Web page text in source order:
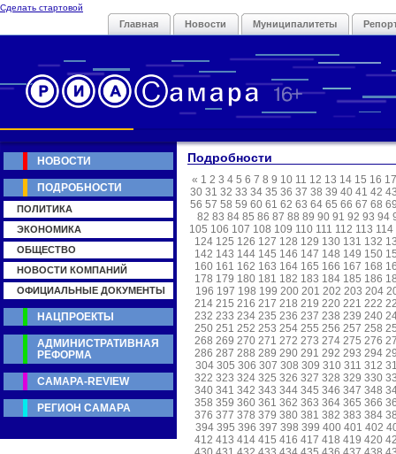
Сделать стартовой
Главная Новости Муниципалитеты
Подробности
« 1 2 3 4 5 6 7 8 9 10 11 12 13 14 15 16 17
30 31 32 33 34 35 36 37 38 39 40 41 42
56 57 58 59 60 61 62 63 64 65 66 67 68
82 83 84 85 86 87 88 89 90 91 92 93 94
105 106 107 108 109 110 111 112 113 114
124 125 126 127 128 129 130 131 132
142 143 144 145 146 147 148 149 150
160 161 162 163 164 165 166 167 168
178 179 180 181 182 183 184 185 186
196 197 198 199 200 201 202 203 204
214 215 216 217 218 219 220 221 222
232 233 234 235 236 237 238 239 240
250 251 252 253 254 255 256 257 258
268 269 270 271 272 273 274 275 276
286 287 288 289 290 291 292 293 294
304 305 306 307 308 309 310 311 312
322 323 324 325 326 327 328 329 330
340 341 342 343 344 345 346 347 348
358 359 360 361 362 363 364 365 366
376 377 378 379 380 381 382 383 384
394 395 396 397 398 399 400 401 402
412 413 414 415 416 417 418 419 420
НОВОСТИ
ПОДРОБНОСТИ
ПОЛИТИКА
ЭКОНОМИКА
ОБЩЕСТВО
НОВОСТИ КОМПАНИЙ
ОФИЦИАЛЬНЫЕ ДОКУМЕНТЫ
НАЦПРОЕКТЫ
АДМИНИСТРАТИВНАЯ
РЕФОРМА
САМАРА-REVIEW
РЕГИОН САМАРА